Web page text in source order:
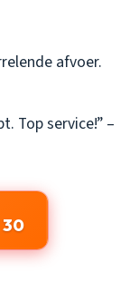
afvoer.
Top service!” –
30